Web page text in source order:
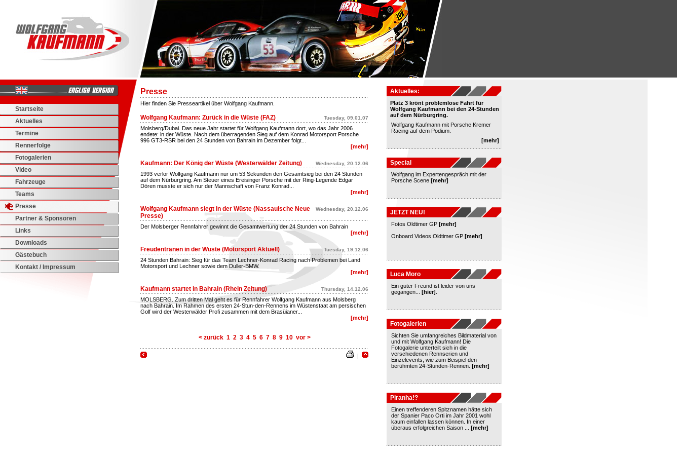
Startseite
Aktuelles
Termine
Rennerfolge
Fotogalerien
Video
Fahrzeuge
Teams
Presse
Partner & Sponsoren
Links
Downloads
Gästebuch
Kontakt / Impressum
Aktuelles:
Platz 3 krönt problemlose Fahrt für
Wolfgang Kaufmann bei den 24-Stunden
auf dem Nürburgring.
Wolfgang Kaufmann mit Porsche Kremer
Racing auf dem Podium.
[mehr]
Special
Wolfgang im Expertengespräch mit der
Porsche Scene [mehr]
JETZT NEU!
Fotos Oldtimer GP [mehr]
Onboard Videos Oldtimer GP [mehr]
Luca Moro
Ein guter Freund ist leider von uns
gegangen... [hier]
Fotogalerien
Sichten Sie umfangreiches Bildmaterial von
und mit Wolfgang Kaufmann! Die
Fotogalerie unterteilt sich in die
verschiedenen Rennserien und
Einzelevents, wie zum Beispiel den
berühmten 24-Stunden-Rennen. [mehr]
Piranha!?
Einen treffenderen Spitznamen hätte sich
der Spanier Paco Orti im Jahr 2001 wohl
kaum einfallen lassen können. In einer
überaus erfolgreichen Saison ... [mehr]
Presse
Hier finden Sie Presseartikel über Wolfgang Kaufmann.
Tuesday, 09.01.07
Wolfgang Kaufmann: Zurück in die Wüste (FAZ)
Molsberg/Dubai. Das neue Jahr startet für Wolfgang Kaufmann dort, wo das Jahr 2006
endete: in der Wüste. Nach dem überragenden Sieg auf dem Konrad Motorsport Porsche
996 GT3-RSR bei den 24 Stunden von Bahrain im Dezember folgt...
[mehr]
Wednesday, 20.12.06
Kaufmann: Der König der Wüste (Westerwälder Zeitung)
1993 verlor Wolfgang Kaufmann nur um 53 Sekunden den Gesamtsieg bei den 24 Stunden
auf dem Nürburgring. Am Steuer eines Ereisinger Porsche mit der Ring-Legende Edgar
Dören musste er sich nur der Mannschaft von Franz Konrad...
[mehr]
Wednesday, 20.12.06
Wolfgang Kaufmann siegt in der Wüste (Nassauische Neue
Presse)
Der Molsberger Rennfahrer gewinnt die Gesamtwertung der 24 Stunden von Bahrain
[mehr]
Tuesday, 19.12.06
Freudentränen in der Wüste (Motorsport Aktuell)
24 Stunden Bahrain: Sieg für das Team Lechner-Konrad Racing nach Problemen bei Land
Motorsport und Lechner sowie dem Duller-BMW.
[mehr]
Thursday, 14.12.06
Kaufmann startet in Bahrain (Rhein Zeitung)
MOLSBERG. Zum dritten Mal geht es für Rennfahrer Wolfgang Kaufmann aus Molsberg
nach Bahrain. Im Rahmen des ersten 24-Stun-den-Rennens im Wüstenstaat am persischen
Golf wird der Westerwälder Profi zusammen mit dem Brasüianer...
[mehr]
< zurück 1 2 3 4 5 6 7 8 9 10 vor >
|